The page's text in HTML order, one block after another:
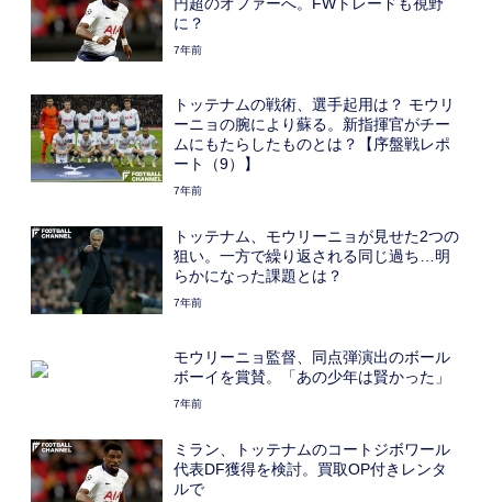
円超のオファーへ。FWトレードも視野
に？
7年前
トッテナムの戦術、選手起用は？ モウリ
ーニョの腕により蘇る。新指揮官がチー
ムにもたらしたものとは？【序盤戦レポ
ート（9）】
7年前
トッテナム、モウリーニョが見せた2つの
狙い。一方で繰り返される同じ過ち…明
らかになった課題とは？
7年前
モウリーニョ監督、同点弾演出のボール
ボーイを賞賛。「あの少年は賢かった」
7年前
ミラン、トッテナムのコートジボワール
代表DF獲得を検討。買取OP付きレンタ
ルで